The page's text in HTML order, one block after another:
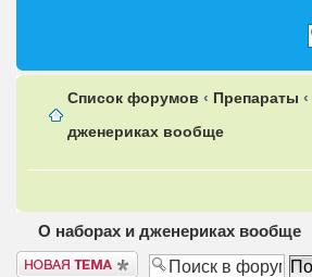
Список форумов ‹ Препараты ‹
дженериках вообще
О наборах и дженериках вообще
Новая тема